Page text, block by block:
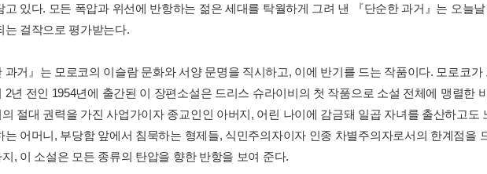
고 있다. 모든 폭압과 위선에 반항하는 젊은 세대를 탁월하게 그려 낸 『단순한 과거』는 오늘날
는 걸작으로 평가받는다.
과거』는 모로코의 이슬람 문화와 서양 문명을 직시하고, 이에 반기를 드는 작품이다. 모로코가
2년 전인 1954년에 출간된 이 장편소설은 드리스 슈라이비의 첫 작품으로 소설 전체에 맹렬한
절대 권력을 가진 사업가이자 종교인인 아버지, 어린 나이에 감금돼 일곱 자녀를 출산하고도
는 어머니, 부당함 앞에서 침묵하는 형제들, 식민주의자이자 인종 차별주의자로서의 한계점을
, 이 소설은 모든 종류의 탄압을 향한 반항을 보여 준다.